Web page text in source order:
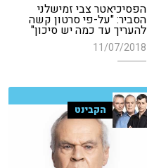
הפסיכיאטר צבי זמישלני
הסביר: "על-פי סרטון קשה
להעריך עד כמה יש סיכון"
11/07/2018
הקבינט